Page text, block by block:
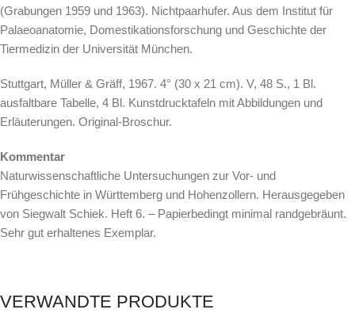
(Grabungen 1959 und 1963). Nichtpaarhufer. Aus dem Institut für
Palaeoanatomie, Domestikationsforschung und Geschichte der
Tiermedizin der Universität München.
Stuttgart, Müller & Gräff, 1967. 4° (30 x 21 cm). V, 48 S., 1 Bl.
ausfaltbare Tabelle, 4 Bl. Kunstdrucktafeln mit Abbildungen und
Erläuterungen. Original-Broschur.
Kommentar
Naturwissenschaftliche Untersuchungen zur Vor- und
Frühgeschichte in Württemberg und Hohenzollern. Herausgegeben
von Siegwalt Schiek. Heft 6. – Papierbedingt minimal randgebräunt.
Sehr gut erhaltenes Exemplar.
VERWANDTE PRODUKTE